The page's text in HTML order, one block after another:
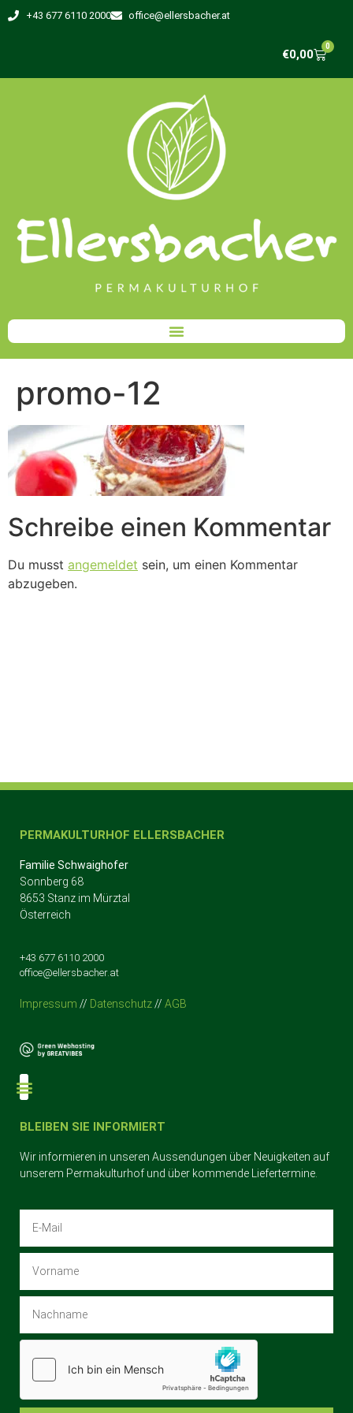
+43 677 6110 2000 office@ellersbacher.at
€0,00
0
promo-12
Schreibe einen Kommentar
Du musst angemeldet sein, um einen Kommentar
abzugeben.
PERMAKULTURHOF ELLERSBACHER
Familie Schwaighofer
Sonnberg 68
8653 Stanz im Mürztal
Österreich
+43 677 6110 2000
office@ellersbacher.at
Impressum // Datenschutz // AGB
BLEIBEN SIE INFORMIERT
Wir informieren in unseren Aussendungen über Neuigkeiten auf
unserem Permakulturhof und über kommende Liefertermine.